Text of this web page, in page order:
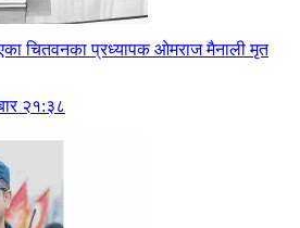
चितवनका प्रध्यापक ओमराज मैनाली मृत
२१:३८